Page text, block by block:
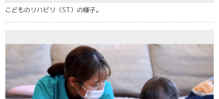
こどものリハビリ（ST）の様子。